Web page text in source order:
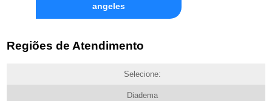
angeles
Regiões de Atendimento
Selecione:
Diadema